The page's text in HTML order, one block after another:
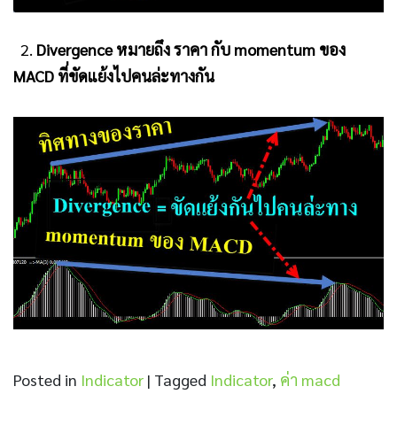
2. Divergence หมายถึง ราคา กับ momentum ของ
MACD ที่ขัดแย้งไปคนล่ะทางกัน
Posted in Indicator | Tagged Indicator, ค่า macd